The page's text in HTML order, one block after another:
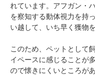
れています。アフガン・
を察知する動体視力を持
い越して、いち早く獲物
このため、ペットとして
イペースに感じることが
ので懐きにくいところが